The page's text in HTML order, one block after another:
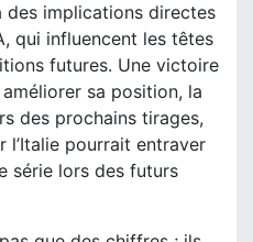
des implications directes
qui influencent les têtes
futures. Une victoire
sa position, la
des prochains tirages,
l’Italie pourrait entraver
série lors des futurs